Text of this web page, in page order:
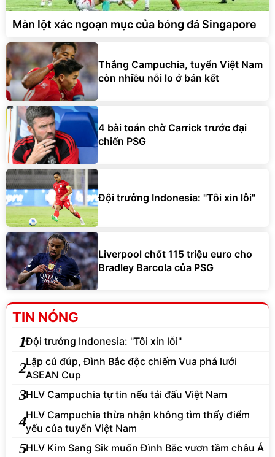
Màn lột xác ngoạn mục của bóng đá Singapore
Thắng Campuchia, tuyển Việt Nam
còn nhiều nỗi lo ở bán kết
4 bài toán chờ Carrick trước đại
chiến PSG
Đội trưởng Indonesia: "Tôi xin lỗi"
Liverpool chốt 115 triệu euro cho
Bradley Barcola của PSG
TIN NÓNG
1Đội trưởng Indonesia: "Tôi xin lỗi"
2Lập cú đúp, Đình Bắc độc chiếm Vua phá lưới
ASEAN Cup
3HLV Campuchia tự tin nếu tái đấu Việt Nam
4HLV Campuchia thừa nhận không tìm thấy điểm
yếu của tuyển Việt Nam
5HLV Kim Sang Sik muốn Đình Bắc vươn tầm châu Á